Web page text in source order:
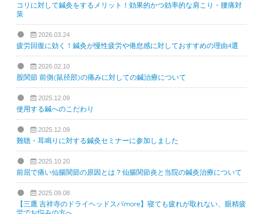
コリに対して鍼灸をするメリット！効果的かつ効率的な肩こり・腰痛対
策
2026.03.24
疲労回復に効く！鍼灸が慢性疲労や倦怠感に対しておすすめの理由4選
2026.02.10
股関節 前側(鼠径部)の痛みに対しての鍼治療について
2025.12.09
使用する鍼へのこだわり
2025.12.09
難聴・耳鳴りに対する鍼灸セミナーに参加しました
2025.10.20
前屈で痛い仙腸関節の原因とは？仙腸関節炎と当院の鍼灸治療について
2025.09.08
【三鷹 吉祥寺のドライヘッドスパmore】寝ても疲れが取れない、眼精疲